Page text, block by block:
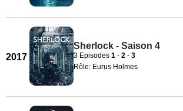
2017
Sherlock - Saison 4
3 Episodes 1 - 2 - 3
Rôle: Eurus Holmes